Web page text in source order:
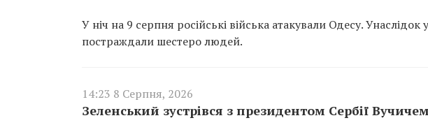
У ніч на 9 серпня російські війська атакували Одесу.
постраждали шестеро людей.
14:23 8 Серпня, 2026
Зеленський зустрівся з президентом Сербії